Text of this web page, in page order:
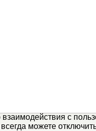
с
можете